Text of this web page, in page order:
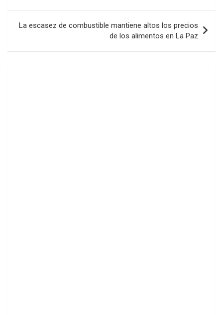
entradas
La escasez de combustible mantiene altos los precios
de los alimentos en La Paz